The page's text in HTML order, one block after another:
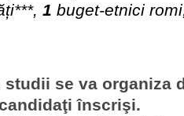
1 buget-etnici
studii se va organiza
înscrişi.